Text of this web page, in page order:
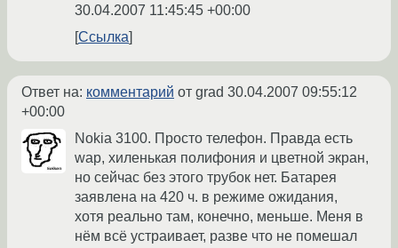
30.04.2007 11:45:45 +00:00
Ссылка
Ответ на: комментарий от grad 30.04.2007 09:55:12
+00:00
Nokia 3100. Просто телефон. Правда есть
wap, хиленькая полифония и цветной экран,
но сейчас без этого трубок нет. Батарея
заявлена на 420 ч. в режиме ожидания,
хотя реально там, конечно, меньше. Меня в
нём всё устраивает, разве что не помешал